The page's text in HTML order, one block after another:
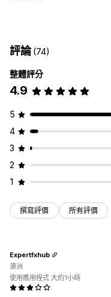
編輯工具
最近購買商品
互動追蹤 轉換追蹤
評論(74)
整體評分
4.9
5
4
3
2
1
撰寫評價 所有評價
Expertfxhub
澳洲
使用應用程式 大約1小時